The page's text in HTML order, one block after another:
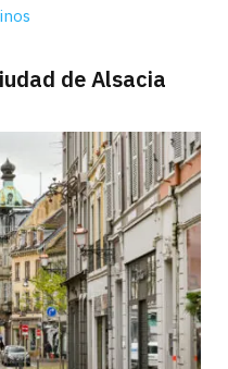
de Alsacia